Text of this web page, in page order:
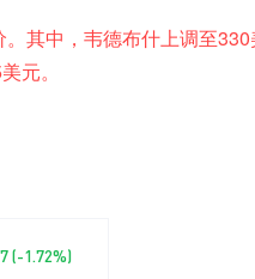
其中，韦德布什上调至
元。
(-1.72%)